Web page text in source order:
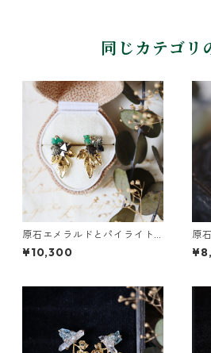
同じカテゴリ
原石エメラルドとパイライト
とクレマチスの葉ピアス
¥10,300
原
の